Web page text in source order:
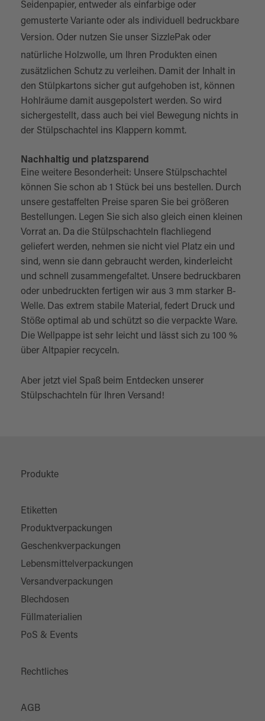
Seidenpapier, entweder als einfarbige oder
gemusterte Variante oder als individuell bedruckbare
Version. Oder nutzen Sie unser SizzlePak oder
natürliche Holzwolle, um Ihren Produkten einen
zusätzlichen Schutz zu verleihen. Damit der Inhalt in
den Stülpkartons sicher gut aufgehoben ist, können
Hohlräume damit ausgepolstert werden. So wird
sichergestellt, dass auch bei viel Bewegung nichts in
der Stülpschachtel ins Klappern kommt.
Nachhaltig und platzsparend
Eine weitere Besonderheit: Unsere Stülpschachtel
können Sie schon ab 1 Stück bei uns bestellen. Durch
unsere gestaffelten Preise sparen Sie bei größeren
Bestellungen. Legen Sie sich also gleich einen kleinen
Vorrat an. Da die Stülpschachteln flachliegend
geliefert werden, nehmen sie nicht viel Platz ein und
sind, wenn sie dann gebraucht werden, kinderleicht
und schnell zusammengefaltet. Unsere bedruckbaren
oder unbedruckten fertigen wir aus 3 mm starker B-
Welle. Das extrem stabile Material, federt Druck und
Stöße optimal ab und schützt so die verpackte Ware.
Die Wellpappe ist sehr leicht und lässt sich zu 100 %
über Altpapier recyceln.
Aber jetzt viel Spaß beim Entdecken unserer
Stülpschachteln für Ihren Versand!
Produkte
Etiketten
Produktverpackungen
Geschenkverpackungen
Lebensmittelverpackungen
Versandverpackungen
Blechdosen
Füllmaterialien
PoS & Events
Rechtliches
AGB